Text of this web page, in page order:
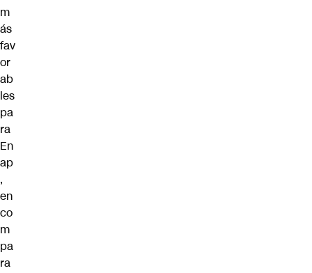
m
ás
fav
or
ab
les
pa
ra
En
ap
,
en
co
m
pa
ra